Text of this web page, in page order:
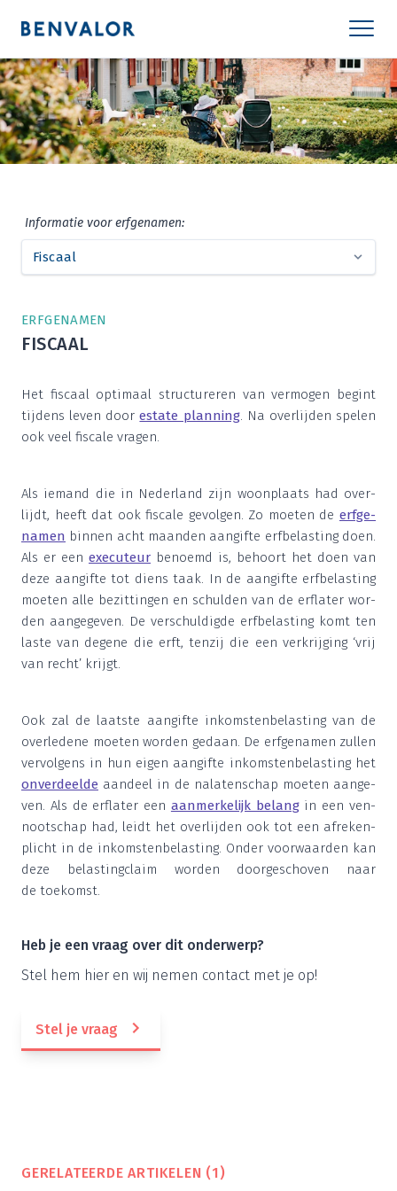
Infor­ma­tie voor erfgenamen:
ERF­GE­NA­MEN
FIS­CAAL
Het fis­caal opti­maal struc­tu­re­ren van ver­mo­gen begint
tij­dens leven dooresta­te plan­ning. Na over­lij­den spe­len
ook veel fis­ca­le vragen.
Als iemand die in Neder­land zijn woon­plaats had over­
lijdt, heeft dat ook fis­ca­le gevol­gen. Zo moe­ten de erf­ge­
na­men bin­nen acht maan­den aan­gif­te erf­be­las­ting doen.
Als er een exe­cu­teur benoemd is, behoort het doen van
deze aan­gif­te tot diens taak. In de aan­gif­te erf­be­las­ting
moe­ten alle bezit­tin­gen en schul­den van de erf­la­ter wor­
den aan­ge­ge­ven. De ver­schul­dig­de erf­be­las­ting komt ten
las­te van dege­ne die erft, ten­zij die een ver­krij­ging ‘vrij
van recht’ krijgt.
Ook zal de laat­ste aan­gif­te inkom­sten­be­las­ting van de
over­le­de­ne moe­ten wor­den gedaan. De erf­ge­na­men zul­len
ver­vol­gens in hun eigen aan­gif­te inkom­sten­be­las­ting het
onver­deel­de aan­deel in de nala­ten­schap moe­ten aan­ge­
ven. Als de erf­la­ter een aan­mer­ke­lijk belangin een ven­
noot­schap had, leidt het over­lij­den ook tot een afre­ken­
plicht in de inkom­sten­be­las­ting. Onder voor­waar­den kan
deze belas­ting­claim wor­den door­ge­scho­ven naar
de toekomst.
Heb je een vraag over dit onderwerp?
Stel hem hier en wij nemen con­tact met je op!
Stel je vraag
GERE­LA­TEER­DE ARTI­KE­LEN (1)